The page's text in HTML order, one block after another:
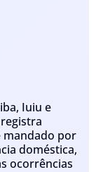
Iuiu e
por
doméstica,
ocorrências